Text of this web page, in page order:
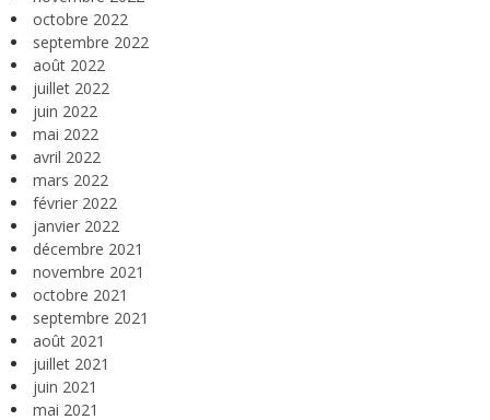
octobre 2022
septembre 2022
août 2022
juillet 2022
juin 2022
mai 2022
avril 2022
mars 2022
février 2022
janvier 2022
décembre 2021
novembre 2021
octobre 2021
septembre 2021
août 2021
juillet 2021
juin 2021
mai 2021